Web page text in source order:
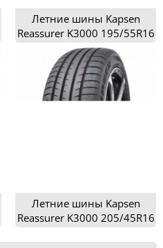
Летние шины Kapsen
Reassurer K3000 195/55R16
Летние шины Kapsen
Reassurer K3000 205/45R16